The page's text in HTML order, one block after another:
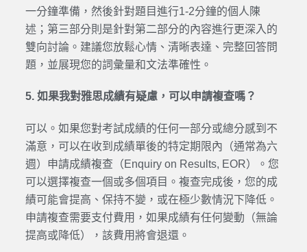
一分鐘準備，然後針對題目進行1-2分鐘的個人陳
述；第三部分則是針對第二部分的內容進行更深入的
雙向討論。建議您放鬆心情、清晰表達、完整回答問
題，並展現您的詞彙量和文法準確性。
5. 如果我對雅思成績有疑慮，可以申請複查嗎？
可以。如果您對考試成績的任何一部分或總分感到不
滿意，可以在收到成績單後的特定期限內（通常為六
週）申請成績複查（Enquiry on Results, EOR）。您
可以選擇複查一個或多個項目。複查完成後，您的成
績可能會提高、保持不變，或在極少數情況下降低。
申請複查需要支付費用，如果成績有任何變動（無論
提高或降低），該費用將會退還。